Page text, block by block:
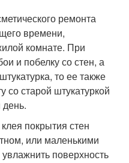
ремонта
времени,
комнате. При
и побелку со стен, а
то ее также
со старой штукатуркой
покрытия стен
или маленькими
поверхность